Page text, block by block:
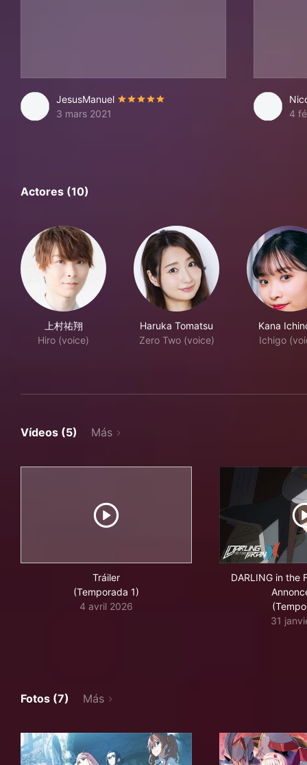
JesusManuel
3 mars 2021
4
Actores (10)
上村祐翔
Hiro (voice)
Haruka Tomatsu
Zero Two (voice)
Kana
Ichigo
Vídeos (5) Más
Tráiler
(Temporada 1)
4 avril 2026
DARLING in the
31
Fotos (7) Más